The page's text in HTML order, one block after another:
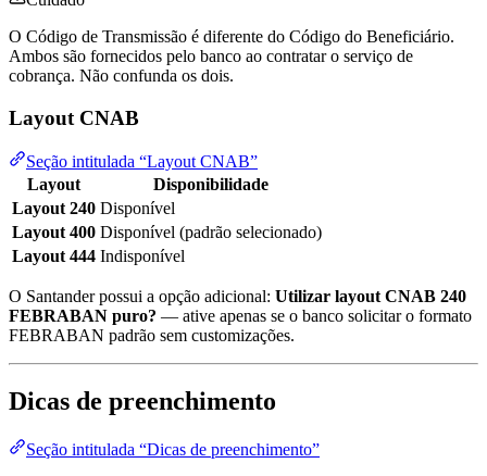
O Código de Transmissão é diferente do Código do Beneficiário.
Ambos são fornecidos pelo banco ao contratar o serviço de
cobrança. Não confunda os dois.
Layout CNAB
Seção intitulada “Layout CNAB”
Layout
Disponibilidade
Layout 240 Disponível
Layout 400 Disponível (padrão selecionado)
Layout 444 Indisponível
O Santander possui a opção adicional: Utilizar layout CNAB 240
FEBRABAN puro? — ative apenas se o banco solicitar o formato
FEBRABAN padrão sem customizações.
Dicas de preenchimento
Seção intitulada “Dicas de preenchimento”